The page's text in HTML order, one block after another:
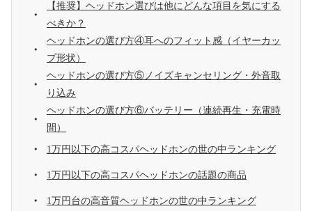
【推奨】ヘッドホン選びは他にどんな項目を気にする
べきか？
ヘッドホンの選び方④耳へのフィット感（イヤーカッ
プ形状）
ヘッドホンの選び方⑤ノイズキャンセリング・外音取
り込み
ヘッドホンの選び方⑥バッテリー（連続再生・充電時
間）
1万円以下の高コスパヘッドホンの世の中ランキング
1万円以下の高コスパヘッドホンの話題の商品
1万円台の高音質ヘッドホンの世の中ランキング